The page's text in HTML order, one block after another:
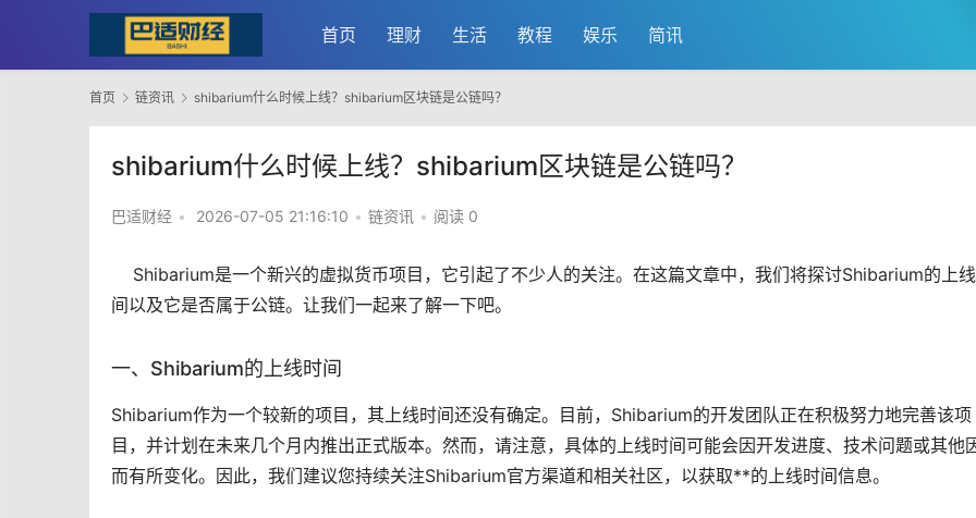
首页 理财 生活 教程 娱乐 简讯
首页 链资讯 shibarium什么时候上线？shibarium区块链是公链吗？
shibarium什么时候上线？shibarium区块链是公链吗？
巴适财经 • 2026-07-05 21:16:10 • 链资讯 • 阅读 0
Shibarium是一个新兴的虚拟货币项目，它引起了不少人的关注。在这篇文章中，我们将探讨Shibarium的上
间以及它是否属于公链。让我们一起来了解一下吧。
一、Shibarium的上线时间
Shibarium作为一个较新的项目，其上线时间还没有确定。目前，Shibarium的开发团队正在积极努力地完善该项
目，并计划在未来几个月内推出正式版本。然而，请注意，具体的上线时间可能会因开发进度、技术问题或其他
而有所变化。因此，我们建议您持续关注Shibarium官方渠道和相关社区，以获取**的上线时间信息。